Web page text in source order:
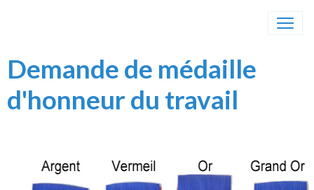
Demande de médaille
d'honneur du travail